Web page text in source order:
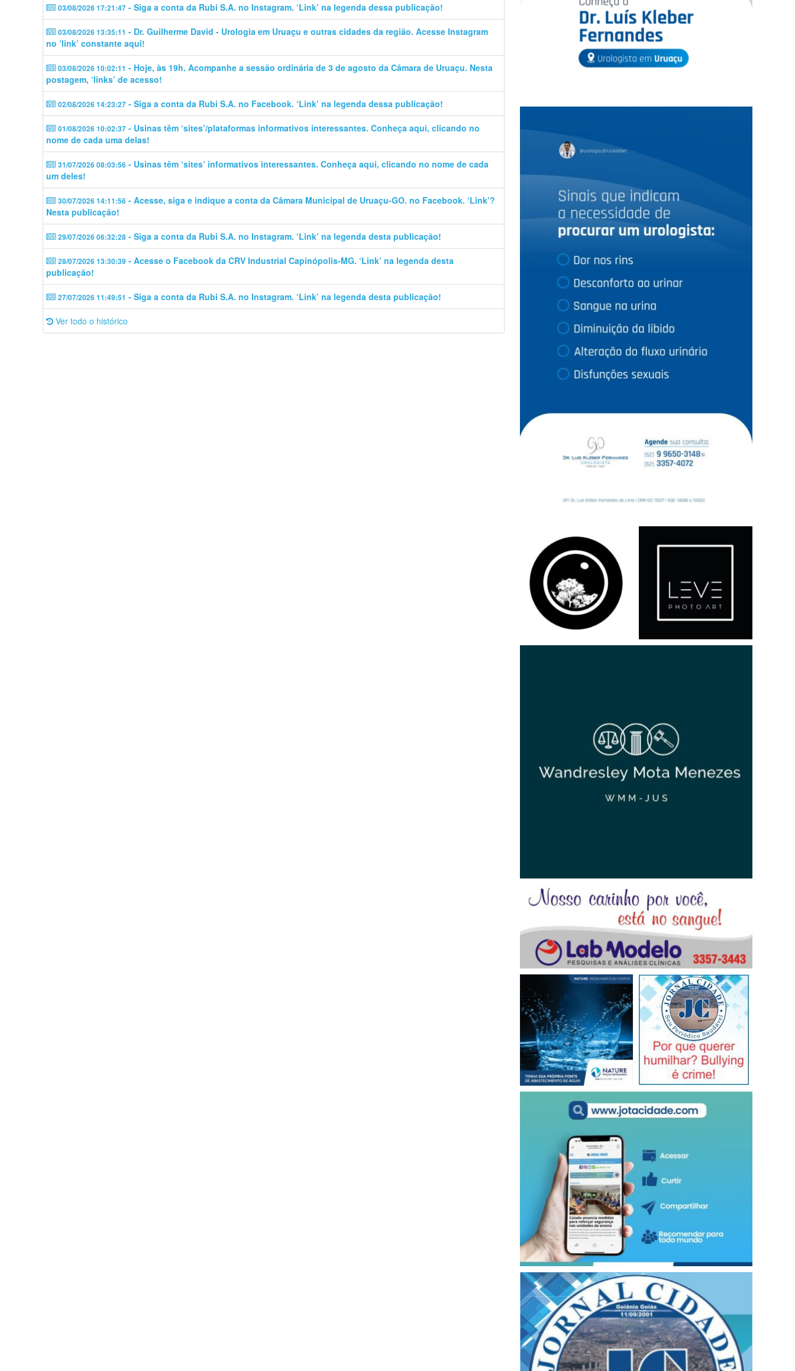
03/08/2026 17:21:47 - Siga a conta da Rubi S.A. no Instagram. ‘Link’ na legenda dessa publicação!
03/08/2026 13:35:11 - Dr. Guilherme David - Urologia em Uruaçu e outras cidades da região. Acesse Instagram
no ‘link’ constante aqui!
03/08/2026 10:02:11 - Hoje, às 19h. Acompanhe a sessão ordinária de 3 de agosto da Câmara de Uruaçu. Nesta
postagem, ‘links’ de acesso!
02/08/2026 14:23:27 - Siga a conta da Rubi S.A. no Facebook. ‘Link’ na legenda dessa publicação!
01/08/2026 10:02:37 - Usinas têm ‘sites’/plataformas informativos interessantes. Conheça aqui, clicando no
nome de cada uma delas!
31/07/2026 08:03:56 - Usinas têm ‘sites’ informativos interessantes. Conheça aqui, clicando no nome de cada
um deles!
30/07/2026 14:11:56 - Acesse, siga e indique a conta da Câmara Municipal de Uruaçu-GO. no Facebook. ‘Link’?
Nesta publicação!
29/07/2026 06:32:28 - Siga a conta da Rubi S.A. no Instagram. ‘Link’ na legenda desta publicação!
28/07/2026 13:30:39 - Acesse o Facebook da CRV Industrial Capinópolis-MG. ‘Link’ na legenda desta
publicação!
27/07/2026 11:49:51 - Siga a conta da Rubi S.A. no Instagram. ‘Link’ na legenda desta publicação!
Ver todo o histórico